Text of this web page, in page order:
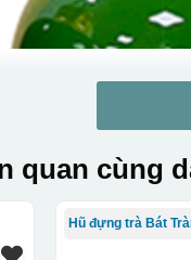
quan cùng
Hũ đựng trà Bát